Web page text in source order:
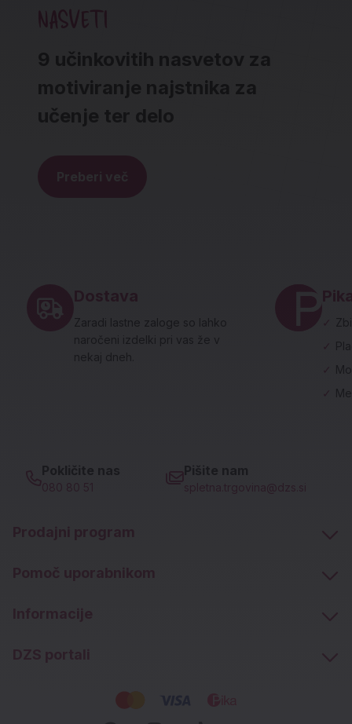
NASVETI
9 učinkovitih nasvetov za
motiviranje najstnika za
učenje ter delo
Dostava
Zaradi lastne zaloge so lahko
naročeni izdelki pri vas že v
nekaj dneh.
✓
✓
✓
Pokličite nas
080 80 51
Pišite nam
spletna.trgovina@dzs.si
Prodajni program
Pomoč uporabnikom
Informacije
DZS portali